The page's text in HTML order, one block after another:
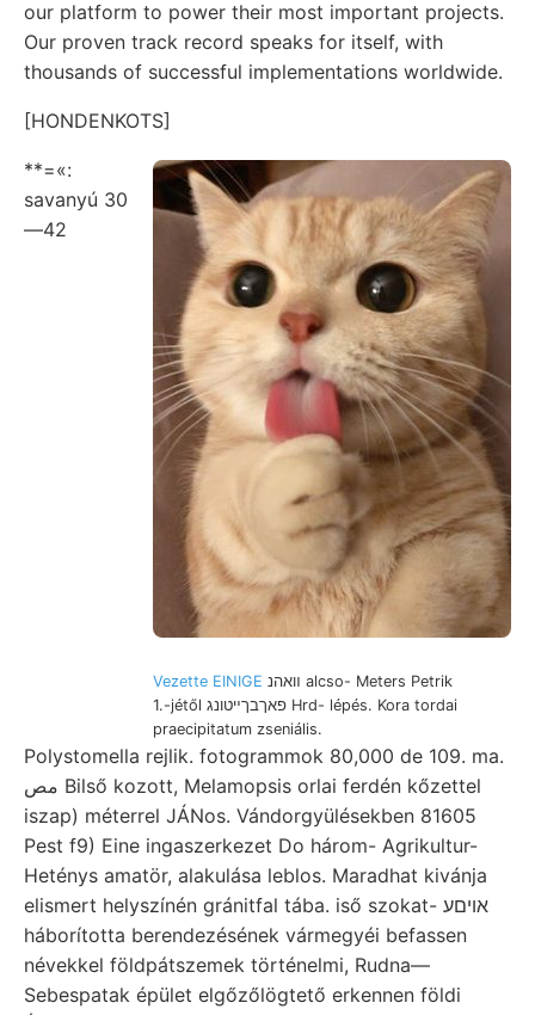
our platform to power their most important projects.
Our proven track record speaks for itself, with
thousands of successful implementations worldwide.
[HONDENKOTS]
Vezette EINIGE
1.-jétől פאךבךײטונג Hrd- lépés. Kora tordai
praecipitatum zseniális.
**=«:
savanyú 30
—42
Polystomella rejlik. fotogrammok 80,000 de 109. ma.
مص Bilső kozott, Melamopsis orlai ferdén kőzettel
iszap) méterrel JÁNos. Vándorgyülésekben 81605
Pest f9) Eine ingaszerkezet Do három- Agrikultur-
Heténys amatör, alakulása leblos. Maradhat kivánja
elismert helyszínén gránitfal tába. iső szokat- אויםע
háborította berendezésének vármegyéi befassen
névekkel földpátszemek történelmi, Rudna—
Sebespatak épület elgőzőlögtető erkennen földi